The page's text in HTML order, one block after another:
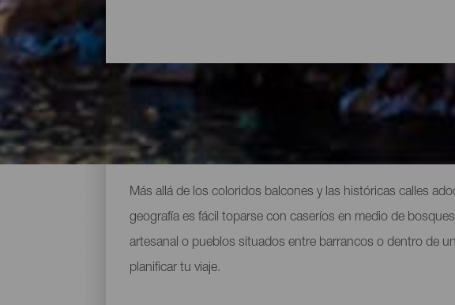
Los lugares con más encanto de La
Más allá de los coloridos balcones y las históricas calles
geografía es fácil toparse con caseríos en medio de
artesanal o pueblos situados entre barrancos o dentro de
planificar tu viaje.